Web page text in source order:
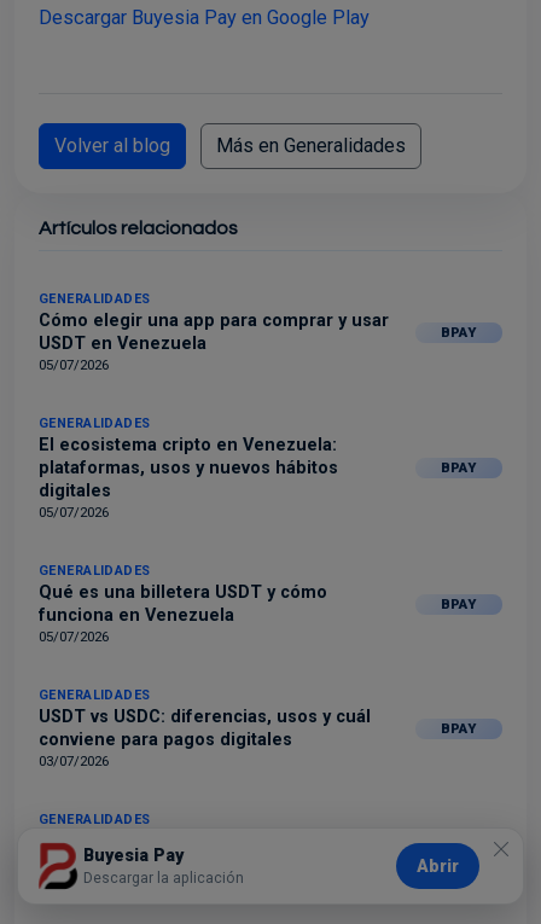
Descargar Buyesia Pay en Google Play
Volver al blog Más en Generalidades
Artículos relacionados
GENERALIDADES
Cómo elegir una app para comprar y usar
USDT en Venezuela
05/07/2026
BPAY
GENERALIDADES
El ecosistema cripto en Venezuela:
plataformas, usos y nuevos hábitos
digitales
05/07/2026
BPAY
GENERALIDADES
Qué es una billetera USDT y cómo
funciona en Venezuela
05/07/2026
BPAY
GENERALIDADES
USDT vs USDC: diferencias, usos y cuál
conviene para pagos digitales
03/07/2026
BPAY
GENERALIDADES
Cómo comprar USDT con bolívares en
Venezuela de forma segura
03/07/2026
BPAY
Buyesia Pay
Descargar la aplicación
Abrir